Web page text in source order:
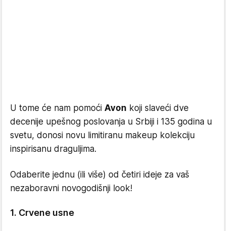
U tome će nam pomoći Avon koji slaveći dve
decenije upešnog poslovanja u Srbiji i 135 godina u
svetu, donosi novu limitiranu makeup kolekciju
inspirisanu draguljima.
Odaberite jednu (ili više) od četiri ideje za vaš
nezaboravni novogodišnji look!
1. Crvene usne